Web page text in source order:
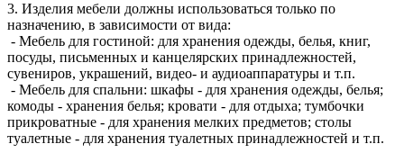
3. Изделия мебели должны использоваться только по
назначению, в зависимости от вида:
- Мебель для гостиной: для хранения одежды, белья, книг,
посуды, письменных и канцелярских принадлежностей,
сувениров, украшений, видео- и аудиоаппаратуры и т.п.
- Мебель для спальни: шкафы - для хранения одежды, белья;
комоды - хранения белья; кровати - для отдыха; тумбочки
прикроватные - для хранения мелких предметов; столы
туалетные - для хранения туалетных принадлежностей и т.п.